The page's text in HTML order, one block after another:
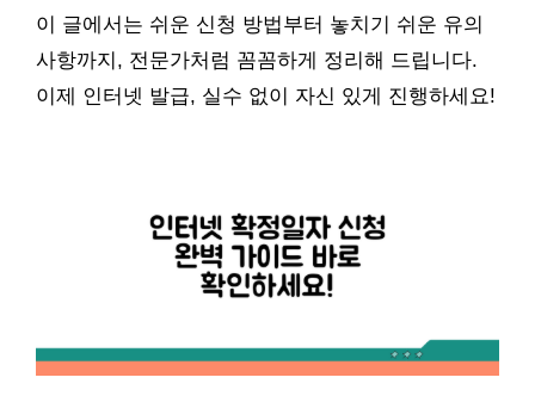
이 글에서는 쉬운 신청 방법부터 놓치기 쉬운 유의
사항까지, 전문가처럼 꼼꼼하게 정리해 드립니다.
이제 인터넷 발급, 실수 없이 자신 있게 진행하세요!